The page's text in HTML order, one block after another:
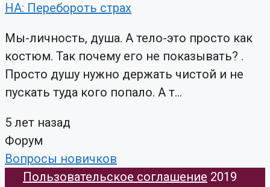
НА: Перебороть страх
Мы-личность, душа. А тело-это просто как
костюм. Так почему его не показывать? .
Просто душу нужно держать чистой и не
пускать туда кого попало. А т...
5 лет назад
Форум
Вопросы новичков
Пользовательское соглашение ​ 2019